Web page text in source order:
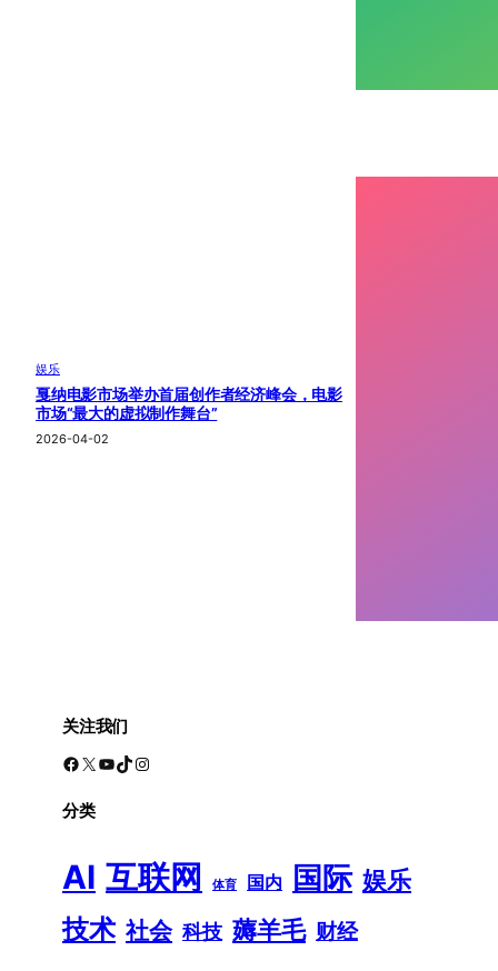
娱乐
戛纳电影市场举办首届创作者经济峰会，电影
市场“最大的虚拟制作舞台”
2026-04-02
关注我们
Facebook X YouTube TikTok Instagram
分类
AI 互联网 体育 国内 国际 娱乐
技术 社会 科技 薅羊毛 财经